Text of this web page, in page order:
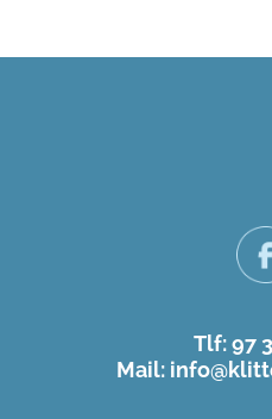
Tlf: 97
Mail: